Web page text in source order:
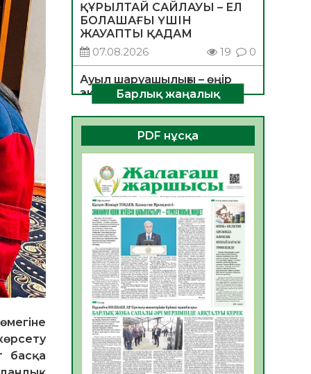
басқа
ҚҰРЫЛТАЙ САЙЛАУЫ – ЕЛ
БОЛАШАҒЫ ҮШІН
ЖАУАПТЫ ҚАДАМ
07.08.2026
19 0
Ауыл шаруашылығы – өңір
экономикасының негізгі
тірегі
06.08.2026
29 0
ҚОҒАМДЫҚ БЕЛСЕНДІЛІК –
ЕЛ ДАМУЫНЫҢ НЕГІЗІ
06.08.2026
28
ҚҰРЫЛТАЙ САЙЛАУЫ –
БОЛАШАҚҚА БАСТАР
ЖАУАПТЫ ТАҢДАУ
06.08.2026
30
Инфекциялық ауруларға
қарсы иммундау
жұмыстарының тиімділігі
06.08.2026
31
Көкжөтел ауруы туралы
Барлық жаңалық
PDF нұсқа